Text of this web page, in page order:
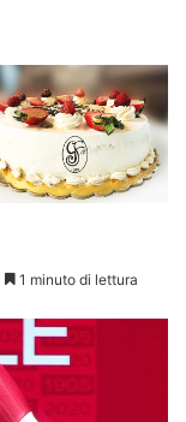
1 minuto di lettura